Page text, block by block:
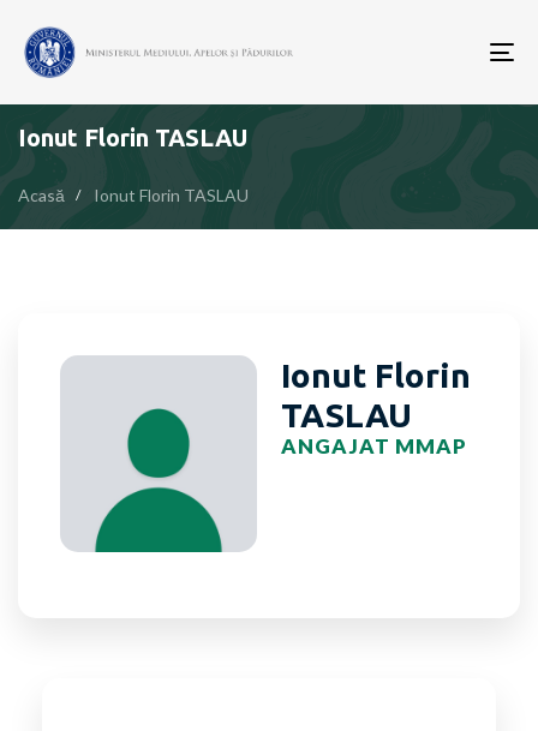
Ionut Florin TASLAU
Acasă Ionut Florin TASLAU
Ionut Florin
TASLAU
ANGAJAT MMAP